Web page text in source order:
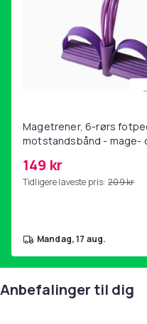
Magetrener, 6-rørs
motstandsbånd - mage-
hjemmegymnastikk Purple
149 kr
Tidligere laveste pris: 209 kr
mandag, 17 aug.
Anbefalinger til dig